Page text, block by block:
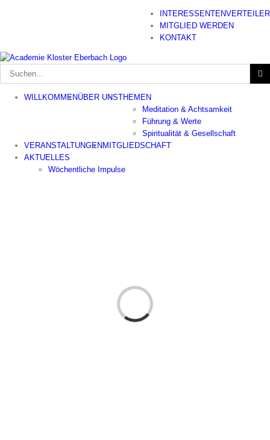
INTERESSENTENVERTEILER
MITGLIED WERDEN
KONTAKT
Suche
nach:
WILLKOMMENÜBER UNSTHEMEN
Meditation & Achtsamkeit
Führung & Werte
Spiritualität & Gesellschaft
VERANSTALTUNGEN MITGLIEDSCHAFT
AKTUELLES
Wöchentliche Impulse
Loading...